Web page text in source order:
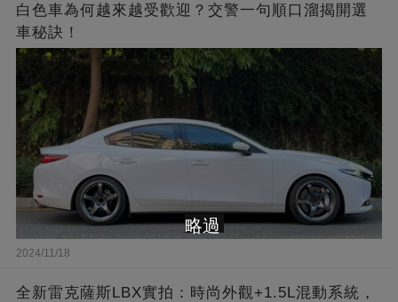
白色車為何越來越受歡迎？交警一句順口溜揭開選
車秘訣！
2024/11/18
全新雷克薩斯LBX實拍：時尚外觀+1.5L混動系統，
略過